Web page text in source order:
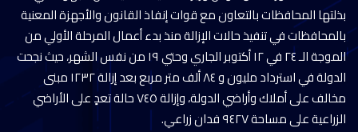
بذلتها المحافظات بالتعاون مع قوات إنفاذ القانون والأجهزة المعنية
بالمحافظات في تنفيذ حالات الإزالة منذ بدء أعمال المرحلة الأولي من
الموجة الـ ٢٤ في ١٢ أكتوبر الجاري وحتي ١٩ من نفس الشهر، حيث نجحت
الدولة في استرداد مليون و ٨٤ ألف متر مربع بعد إزالة ١٢٣٢ مبنى
مخالف على أملاك وأراضي الدولة، وإزالة ٧٤٥ حالة تعدٍ على الأراضي
الزراعية على مساحة ٩٤٢٧ فدان زراعي.